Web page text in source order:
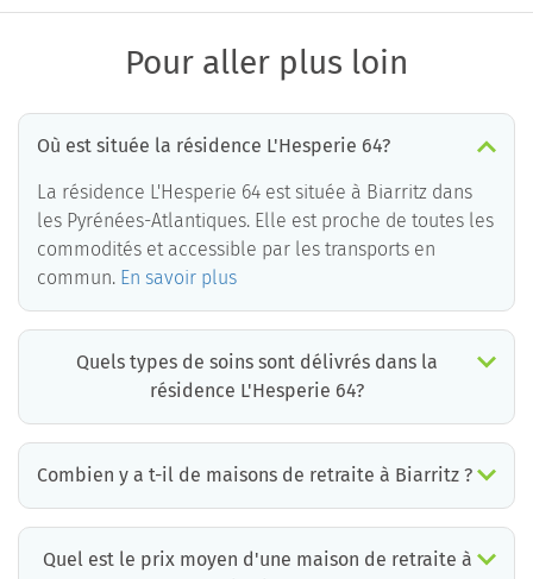
Pour aller plus loin
Où est située la résidence L'Hesperie 64?
La résidence L'Hesperie 64 est située à Biarritz dans
les Pyrénées-Atlantiques. Elle est proche de toutes les
commodités et accessible par les transports en
commun. En savoir plus
Quels types de soins sont délivrés dans la
résidence L'Hesperie 64?
Combien y a t-il de maisons de retraite à Biarritz ?
Quel est le prix moyen d'une maison de retraite à